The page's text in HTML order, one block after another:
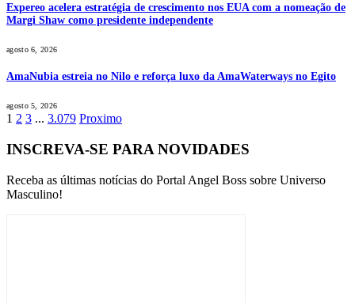
Expereo acelera estratégia de crescimento nos EUA com a nomeação de
Margi Shaw como presidente independente
agosto 6, 2026
AmaNubia estreia no Nilo e reforça luxo da AmaWaterways no Egito
agosto 5, 2026
1 2 3 ... 3.079 Proximo
INSCREVA-SE PARA NOVIDADES
Receba as últimas notícias do Portal Angel Boss sobre Universo
Masculino!